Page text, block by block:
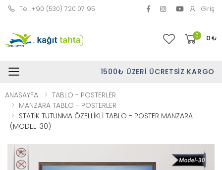
Tel: +90 (530) 720 07 95 Giriş
0 0₺
Toggle mobile menu1500₺ ÜZERI ÜCRETSIZ KARGO
ANASAYFA
TABLO - POSTERLER
MANZARA TABLO - POSTERLER
STATİK TUTUNMA ÖZELLİKLİ TABLO - POSTER MANZARA
(MODEL-30)